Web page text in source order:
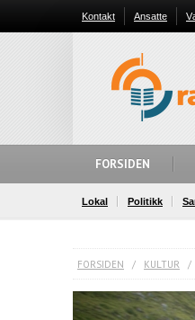
Kontakt Ansatte
FORSIDEN
Lokal Politikk
FORSIDEN / KULTUR /